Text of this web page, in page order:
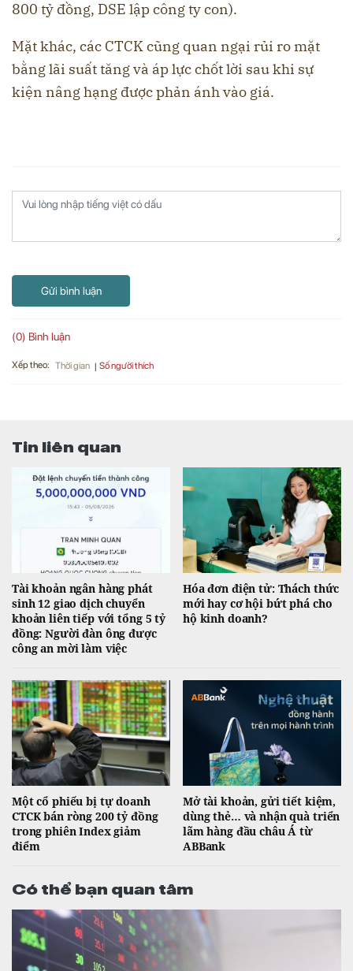
800 tỷ đồng, DSE lập công ty con).
Mặt khác, các CTCK cũng quan ngại rủi ro mặt
bằng lãi suất tăng và áp lực chốt lời sau khi sự
kiện nâng hạng được phản ánh vào giá.
Gửi bình luận
(0) Bình luận
Xếp theo: Thời gian Số người thích
Tin liên quan
Tài khoản ngân hàng phát
sinh 12 giao dịch chuyển
khoản liên tiếp với tổng 5 tỷ
đồng: Người đàn ông được
công an mời làm việc
Hóa đơn điện tử: Thách thức
mới hay cơ hội bứt phá cho
hộ kinh doanh?
Một cổ phiếu bị tự doanh
CTCK bán ròng 200 tỷ đồng
trong phiên Index giảm
điểm
Mở tài khoản, gửi tiết kiệm,
dùng thẻ… và nhận quà triển
lãm hàng đầu châu Á từ
ABBank
Có thể bạn quan tâm